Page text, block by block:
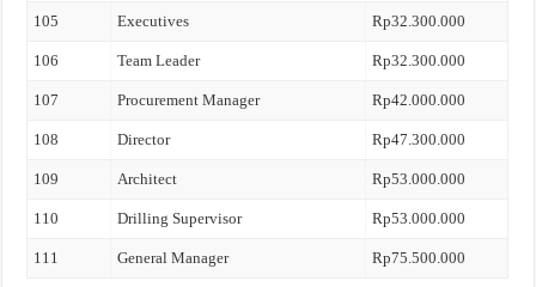
105 Executives Rp32.300.000
106 Team Leader Rp32.300.000
107 Procurement Manager Rp42.000.000
108 Director Rp47.300.000
109 Architect Rp53.000.000
110 Drilling Supervisor Rp53.000.000
111 General Manager Rp75.500.000